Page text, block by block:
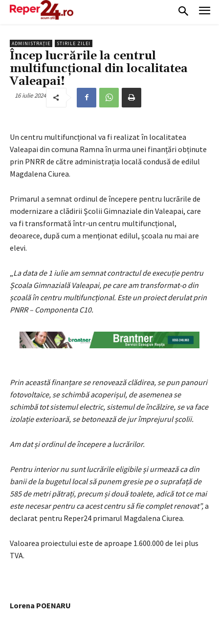
ADMINISTRAȚIE STIRILE ZILEI
Încep lucrările la centrul
multifuncțional din localitatea
Valeapai!
16 iulie 2024
Un centru multifuncțional va fi realizat în localitatea
Valeapai din comuna Ramna în urma unei finanțări obținute
prin PNRR de către administrația locală condusă de edilul
Magdalena Ciurea.
Primarul a semnat ordinul de începere pentru lucrãrile de
modernizare a clãdirii Şcolii Gimnaziale din Valeapai, care
va fi transformată într-un centru multifuncțional,
deoarece, după cum a menționat edilul, școala nu mai are
elevi.
La data de 1 iulie am semnat contractul de execuție pentru
Școala Gimnazială Valeapai, pe care am transformat-o din
școală în centru multifuncțional. Este un proiect derulat prin
PNRR – Componenta C10.
Prin această finanțare se renovează clădirea, se pun panouri
fotovoltaice, se schimbă acoperișul, de asemenea se
schimbă tot sistemul electric, sistemul de încălzire, se va face
izolație exterioară, se betonează de jur împrejurul școlii.
Am dat și ordinul de începere a lucrărilor.
Pentru interior nu sunt lucrările eligibile și urmează ca din
banii de la bugetul local să punem gresie pe o suprafață de
585 de metri pătrați, precum și două toalete, adică tot ce mai
este necesar pentru ca acest centru să fie complet renovat”,a
declarat pentru Reper24 primarul Magdalena Ciurea.
Valoarea proiectului este de aproape 1.600.000 de lei plus
TVA.
Lorena POENARU